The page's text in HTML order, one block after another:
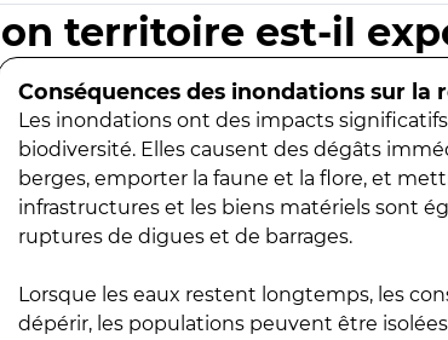
territoire est-il
Conséquences des inondations sur la
Les inondations ont des impacts
biodiversité. Elles causent des dégâts
berges, emporter la faune et la flore, et
infrastructures et les biens matériels sont
ruptures de digues et de barrages.
Lorsque les eaux restent longtemps, les
dépérir, les populations peuvent être